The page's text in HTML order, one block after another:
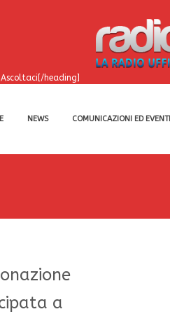
heading]
NEWS COMUNICAZIONI ED EVENTI
a